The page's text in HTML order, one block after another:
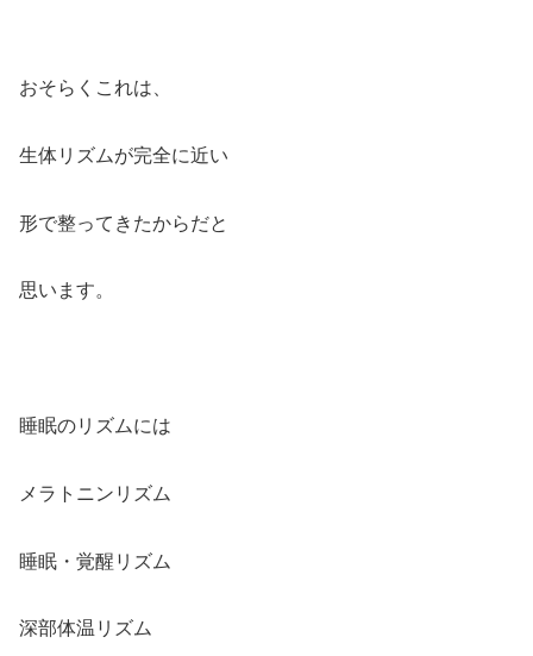
おそらくこれは、
生体リズムが完全に近い
形で整ってきたからだと
思います。
睡眠のリズムには
メラトニンリズム
睡眠・覚醒リズム
深部体温リズム